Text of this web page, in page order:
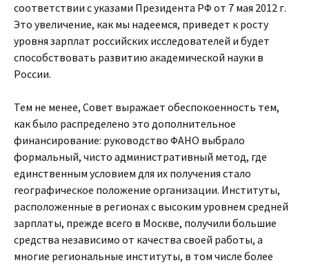
соответствии с указами Президента РФ от 7 мая 2012 г.
Это увеличение, как мы надеемся, приведет к росту
уровня зарплат российских исследователей и будет
способствовать развитию академической науки в
России.
Тем не менее, Совет выражает обеспокоенность тем,
как было распределено это дополнительное
финансирование: руководство ФАНО выбрало
формальный, чисто административный метод, где
единственным условием для их получения стало
географическое положение организации. Институты,
расположенные в регионах с высоким уровнем средней
зарплаты, прежде всего в Москве, получили большие
средства независимо от качества своей работы, а
многие региональные институты, в том числе более